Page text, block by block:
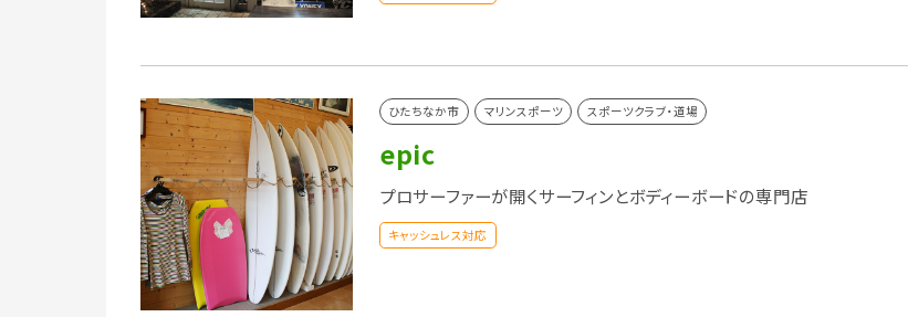
ひたちなか市 マリンスポーツ スポーツクラブ・道場
epic
プロサーファーが開くサーフィンとボディーボードの専門店
キャッシュレス対応